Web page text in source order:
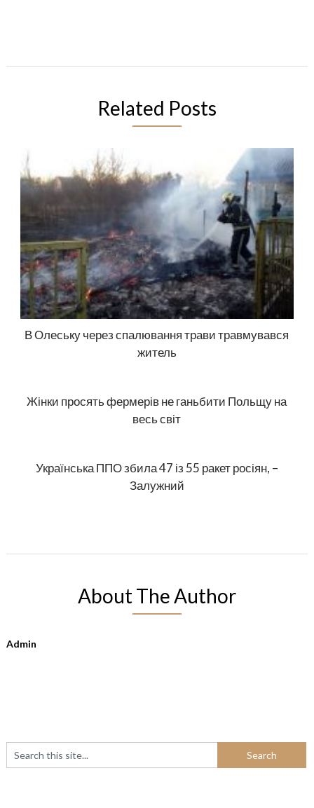
Related Posts
В Олеську через спалювання трави травмувався
житель
Жінки просять фермерів не ганьбити Польщу на
весь світ
Українська ППО збила 47 із 55 ракет росіян, –
Залужний
About The Author
Admin